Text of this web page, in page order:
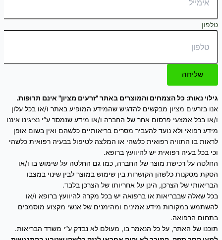
טלפון
שליחה
גילוי נאות: כל הצמחים והמוצרים באתר "זרעים מציון" אינם תרופות.
אנו בזרעים מציון מבקשים להדגיש שהמידע המופיע באתר ו/או בכל עלון
ו/או בכל אמצעי פרסום אחר של החברה ו/או מידע שנמסר ע”י נציגינו איננו
מידע רפואי ולא נועד להעביר מסרים בריאותיים כלשהם ואין בשום אופן
לראות בו התוויה רפואית כלשהי או המלצה לטיפול בבעיה רפואית כלשהי
וכי בכל בעיה רפואית יש להיוועץ ברופא.
החלטה על רכישת מוצר של החברה, כמו גם החלטה על שימוש בו ו/או
הסקת מסקנות כלשהן הקושרות בין שימוש במוצר לבין שינוי במצבו
הבריאותי של הצרכן, הינן על אחריותו של הצרכן בלבד.
בכל שאלה שבבריאות או ברפואה יש בכל מקרה להיוועץ ברופא ו/או
להשתמש במקורות מידע אמינים ומהימנים של אנשי מקצוע מוסמכים
בתחום הרפואה.
תוכנו של האתר, על כל הנאמר בו, מעולם לא נבדק ע”י משרד הבריאות.